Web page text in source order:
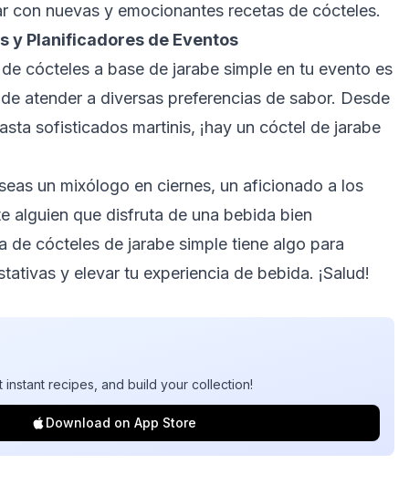
con nuevas y emocionantes recetas de cócteles.
y Planificadores de Eventos
cócteles a base de jarabe simple en tu evento es
atender a diversas preferencias de sabor. Desde
sofisticados martinis, ¡hay un cóctel de jarabe
un mixólogo en ciernes, un aficionado a los
alguien que disfruta de una bebida bien
de cócteles de jarabe simple tiene algo para
y elevar tu experiencia de bebida. ¡Salud!
instant recipes, and build your collection!
Download on App Store